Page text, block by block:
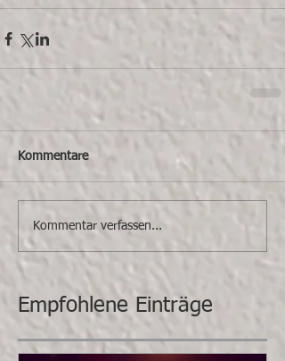
Kommentare
Kommentar verfassen...
Empfohlene Einträge